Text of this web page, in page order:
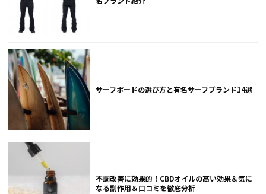
サーフボードの選び方と有名サーフブランド14選
不調改善に効果的！CBDオイルの高い効果＆気に
なる副作用＆口コミを徹底分析